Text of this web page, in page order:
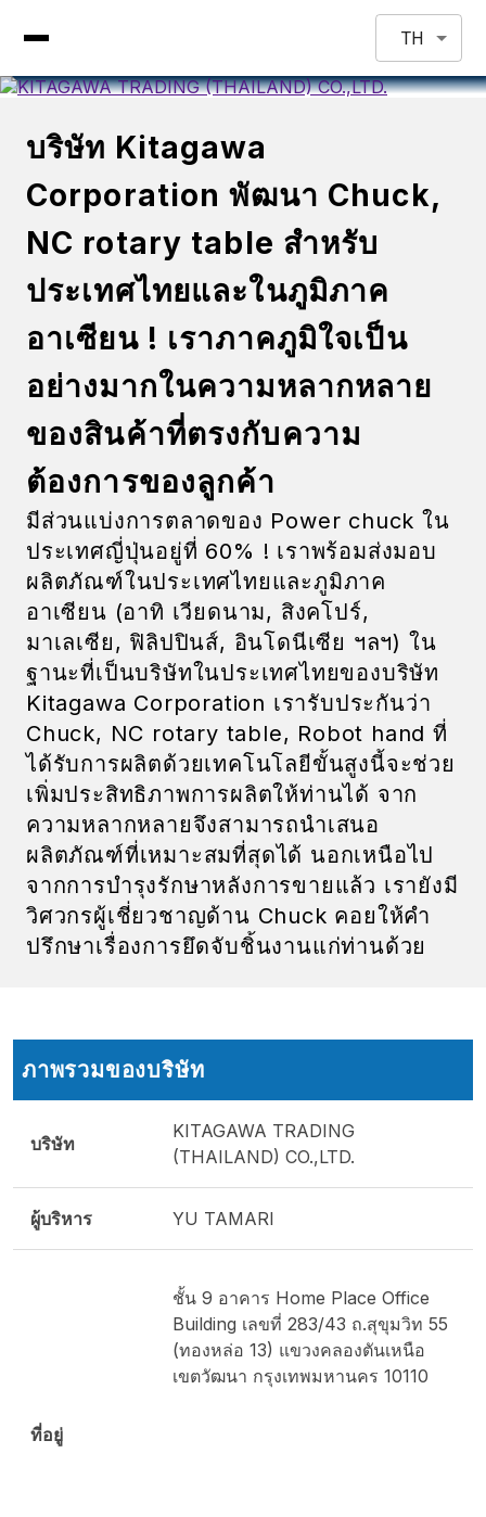
TH
บริษัท Kitagawa
Corporation พัฒนา Chuck,
NC rotary table สำหรับ
ประเทศไทยและในภูมิภาค
อาเซียน ! เราภาคภูมิใจเป็น
อย่างมากในความหลากหลาย
ของสินค้าที่ตรงกับความ
ต้องการของลูกค้า
มีส่วนแบ่งการตลาดของ Power chuck ใน
ประเทศญี่ปุ่นอยู่ที่ 60% ! เราพร้อมส่งมอบ
ผลิตภัณฑ์ในประเทศไทยและภูมิภาค
อาเซียน (อาทิ เวียดนาม, สิงคโปร์,
มาเลเซีย, ฟิลิปปินส์, อินโดนีเซีย ฯลฯ) ใน
ฐานะที่เป็นบริษัทในประเทศไทยของบริษัท
Kitagawa Corporation เรารับประกันว่า
Chuck, NC rotary table, Robot hand ที่
ได้รับการผลิตด้วยเทคโนโลยีขั้นสูงนี้จะช่วย
เพิ่มประสิทธิภาพการผลิตให้ท่านได้ จาก
ความหลากหลายจึงสามารถนำเสนอ
ผลิตภัณฑ์ที่เหมาะสมที่สุดได้ นอกเหนือไป
จากการบำรุงรักษาหลังการขายแล้ว เรายังมี
วิศวกรผู้เชี่ยวชาญด้าน Chuck คอยให้คำ
ปรึกษาเรื่องการยึดจับชิ้นงานแก่ท่านด้วย
ภาพรวมของบริษัท
บริษัท
KITAGAWA TRADING
(THAILAND) CO.,LTD.
ผู้บริหาร YU TAMARI
ที่อยู่
ชั้น 9 อาคาร Home Place Office
Building เลขที่ 283/43 ถ.สุขุมวิท 55
(ทองหล่อ 13) แขวงคลองตันเหนือ
เขตวัฒนา กรุงเทพมหานคร 10110